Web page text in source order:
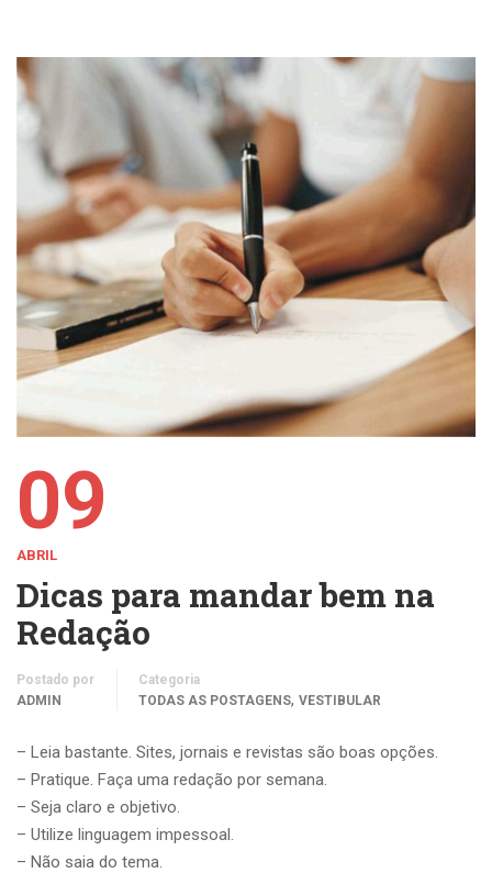
09
ABRIL
Dicas para mandar bem na
Redação
Postado por
ADMIN
Categoria
TODAS AS POSTAGENS, VESTIBULAR
– Leia bastante. Sites, jornais e revistas são boas opções.
– Pratique. Faça uma redação por semana.
– Seja claro e objetivo.
– Utilize linguagem impessoal.
– Não saia do tema.